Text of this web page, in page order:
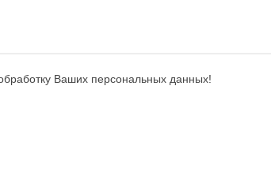
Ваших персональных данных!